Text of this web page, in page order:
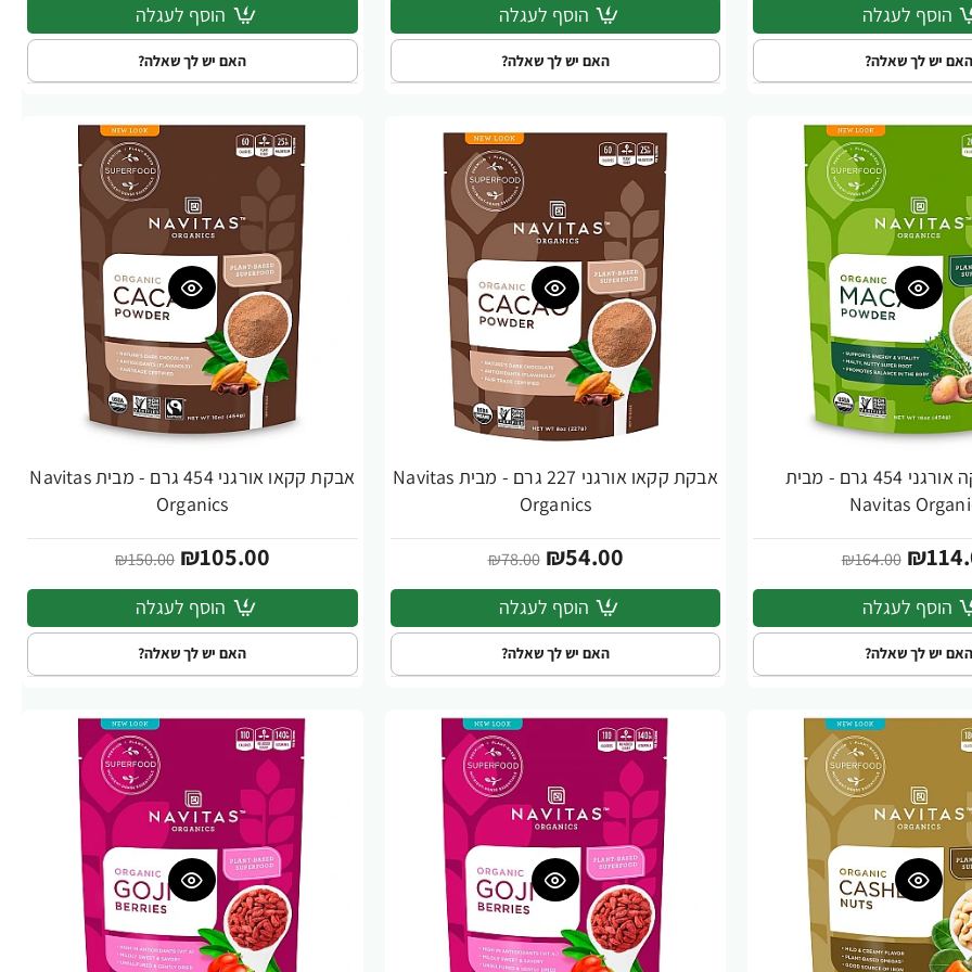
הוסף לעגלה
האם יש לך שאלה?
הוסף לעגלה
האם יש לך שאלה?
הוסף לעגלה
האם יש לך שאלה?
אבקת מאקה אורגני 454 גרם - מבית
Navitas
₪164.00
הוסף לעגלה
האם יש לך שאלה?
-31%
אבקת קקאו אורגני 227 גרם - מבית Navitas
Organics
₪54.00
₪78.00
הוסף לעגלה
האם יש לך שאלה?
-30%
אבקת קקאו אורגני 454 גרם - מבית Navitas
Organics
₪105.00
₪150.00
הוסף לעגלה
האם יש לך שאלה?